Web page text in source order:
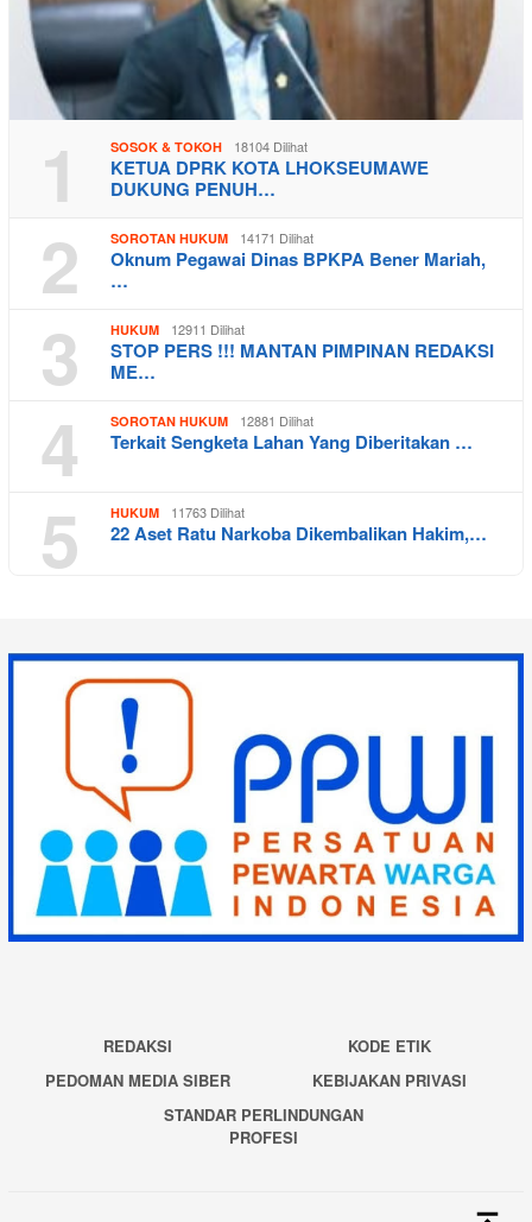
1 SOSOK & TOKOH 18104 Dilihat
KETUA DPRK KOTA LHOKSEUMAWE
DUKUNG PENUH…
2 SOROTAN HUKUM 14171 Dilihat
Oknum Pegawai Dinas BPKPA Bener Mariah,
…
3 HUKUM 12911 Dilihat
STOP PERS !!! MANTAN PIMPINAN REDAKSI
ME…
4 SOROTAN HUKUM 12881 Dilihat
Terkait Sengketa Lahan Yang Diberitakan …
5 HUKUM 11763 Dilihat
22 Aset Ratu Narkoba Dikembalikan Hakim,…
REDAKSI
KODE ETIK
PEDOMAN MEDIA SIBER
KEBIJAKAN PRIVASI
STANDAR PERLINDUNGAN
PROFESI